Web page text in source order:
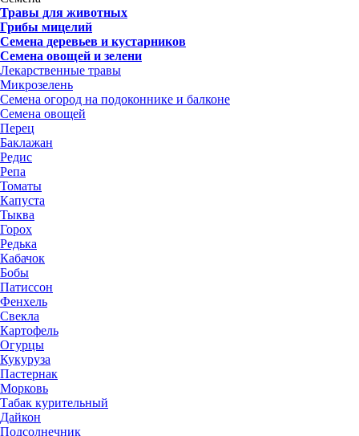
Травы для животных
Грибы мицелий
Семена деревьев и кустарников
Семена овощей и зелени
Лекарственные травы
Микрозелень
Семена огород на подоконнике и балконе
Семена овощей
Перец
Баклажан
Редис
Репа
Томаты
Капуста
Тыква
Горох
Редька
Кабачок
Бобы
Патиссон
Фенхель
Свекла
Картофель
Огурцы
Кукуруза
Пастернак
Морковь
Табак курительный
Дайкон
Подсолнечник